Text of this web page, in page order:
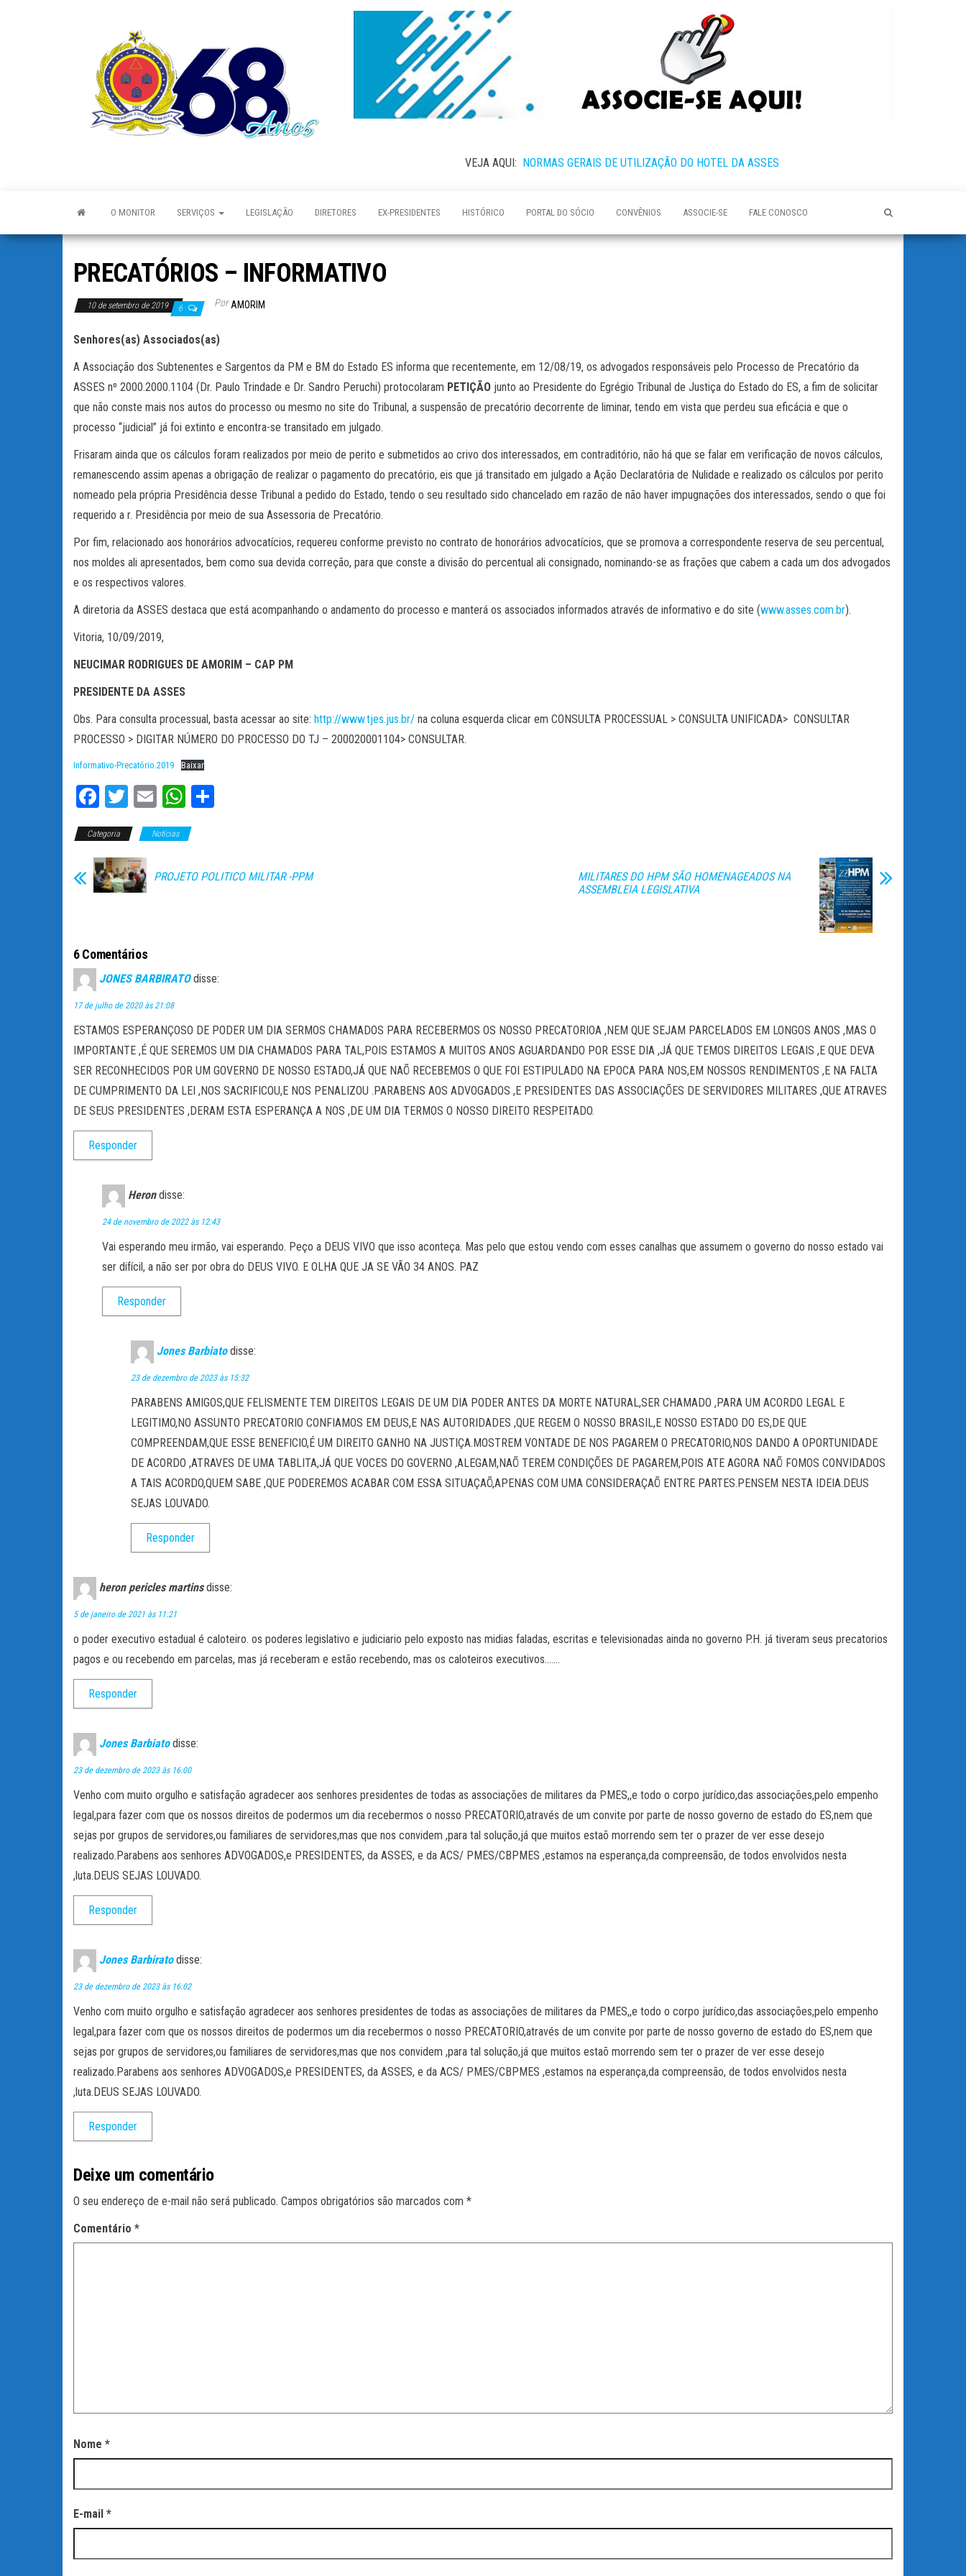
VEJA AQUI: NORMAS GERAIS DE UTILIZAÇÃO DO HOTEL DA ASSES
O MONITOR SERVIÇOS LEGISLAÇÃO DIRETORES EX-PRESIDENTES HISTÓRICO PORTAL DO SÓCIO CONVÊNIOS ASSOCIE-SE FALE CONOSCO
PRECATÓRIOS – INFORMATIVO
10 de setembro de 2019 6 Por AMORIM
Senhores(as) Associados(as)
A Associação dos Subtenentes e Sargentos da PM e BM do Estado ES informa que recentemente, em 12/08/19, os advogados responsáveis pelo Processo de Precatório da
ASSES nº 2000.2000.1104 (Dr. Paulo Trindade e Dr. Sandro Peruchi) protocolaram PETIÇÃO junto ao Presidente do Egrégio Tribunal de Justiça do Estado do ES, a fim de solicitar
que não conste mais nos autos do processo ou mesmo no site do Tribunal, a suspensão de precatório decorrente de liminar, tendo em vista que perdeu sua eficácia e que o
processo “judicial” já foi extinto e encontra-se transitado em julgado.
Frisaram ainda que os cálculos foram realizados por meio de perito e submetidos ao crivo dos interessados, em contraditório, não há que se falar em verificação de novos cálculos,
remanescendo assim apenas a obrigação de realizar o pagamento do precatório, eis que já transitado em julgado a Ação Declaratória de Nulidade e realizado os cálculos por perito
nomeado pela própria Presidência desse Tribunal a pedido do Estado, tendo o seu resultado sido chancelado em razão de não haver impugnações dos interessados, sendo o que foi
requerido a r. Presidência por meio de sua Assessoria de Precatório.
Por fim, relacionado aos honorários advocatícios, requereu conforme previsto no contrato de honorários advocatícios, que se promova a correspondente reserva de seu percentual,
nos moldes ali apresentados, bem como sua devida correção, para que conste a divisão do percentual ali consignado, nominando-se as frações que cabem a cada um dos advogados
e os respectivos valores.
A diretoria da ASSES destaca que está acompanhando o andamento do processo e manterá os associados informados através de informativo e do site (www.asses.com.br).
Vitoria, 10/09/2019,
NEUCIMAR RODRIGUES DE AMORIM – CAP PM
PRESIDENTE DA ASSES
Obs. Para consulta processual, basta acessar ao site: http://www.tjes.jus.br/ na coluna esquerda clicar em CONSULTA PROCESSUAL > CONSULTA UNIFICADA> CONSULTAR
PROCESSO > DIGITAR NÚMERO DO PROCESSO DO TJ – 200020001104> CONSULTAR.
Informativo-Precatório.2019 Baixar
Fa
ce
bo
ok
T
wi
tt
er
E
m
ail
W
ha
ts
A
pp
pa
rti
Categoria Notícias
PROJETO POLITICO MILITAR -PPM
MILITARES DO HPM SÃO HOMENAGEADOS NA
ASSEMBLEIA LEGISLATIVA
6 Comentários
JONES BARBIRATO disse:
17 de julho de 2020 às 21:08
ESTAMOS ESPERANÇOSO DE PODER UM DIA SERMOS CHAMADOS PARA RECEBERMOS OS NOSSO PRECATORIOA ,NEM QUE SEJAM PARCELADOS EM LONGOS ANOS ,MAS O
IMPORTANTE ,É QUE SEREMOS UM DIA CHAMADOS PARA TAL,POIS ESTAMOS A MUITOS ANOS AGUARDANDO POR ESSE DIA ,JÁ QUE TEMOS DIREITOS LEGAIS ,E QUE DEVA
SER RECONHECIDOS POR UM GOVERNO DE NOSSO ESTADO,JÁ QUE NAÕ RECEBEMOS O QUE FOI ESTIPULADO NA EPOCA PARA NOS,EM NOSSOS RENDIMENTOS ,E NA FALTA
DE CUMPRIMENTO DA LEI ,NOS SACRIFICOU,E NOS PENALIZOU .PARABENS AOS ADVOGADOS ,E PRESIDENTES DAS ASSOCIAÇÕES DE SERVIDORES MILITARES ,QUE ATRAVES
DE SEUS PRESIDENTES ,DERAM ESTA ESPERANÇA A NOS ,DE UM DIA TERMOS O NOSSO DIREITO RESPEITADO.
Responder
Heron disse:
24 de novembro de 2022 às 12:43
Vai esperando meu irmão, vai esperando. Peço a DEUS VIVO que isso aconteça. Mas pelo que estou vendo com esses canalhas que assumem o governo do nosso estado vai
ser difícil, a não ser por obra do DEUS VIVO. E OLHA QUE JA SE VÃO 34 ANOS. PAZ
Responder
Jones Barbiato disse:
23 de dezembro de 2023 às 15:32
PARABENS AMIGOS,QUE FELISMENTE TEM DIREITOS LEGAIS DE UM DIA PODER ANTES DA MORTE NATURAL,SER CHAMADO ,PARA UM ACORDO LEGAL E
LEGITIMO,NO ASSUNTO PRECATORIO CONFIAMOS EM DEUS,E NAS AUTORIDADES ,QUE REGEM O NOSSO BRASIL,E NOSSO ESTADO DO ES,DE QUE
COMPREENDAM,QUE ESSE BENEFICIO,É UM DIREITO GANHO NA JUSTIÇA.MOSTREM VONTADE DE NOS PAGAREM O PRECATORIO,NOS DANDO A OPORTUNIDADE
DE ACORDO ,ATRAVES DE UMA TABLITA,JÁ QUE VOCES DO GOVERNO ,ALEGAM,NAÕ TEREM CONDIÇÕES DE PAGAREM,POIS ATE AGORA NAÕ FOMOS CONVIDADOS
A TAIS ACORDO,QUEM SABE ,QUE PODEREMOS ACABAR COM ESSA SITUAÇAÕ,APENAS COM UMA CONSIDERAÇAÕ ENTRE PARTES.PENSEM NESTA IDEIA.DEUS
SEJAS LOUVADO.
Responder
heron pericles martins disse:
5 de janeiro de 2021 às 11:21
o poder executivo estadual é caloteiro. os poderes legislativo e judiciario pelo exposto nas midias faladas, escritas e televisionadas ainda no governo P.H. já tiveram seus precatorios
pagos e ou recebendo em parcelas, mas já receberam e estão recebendo, mas os caloteiros executivos…….
Responder
Jones Barbiato disse:
23 de dezembro de 2023 às 16:00
Venho com muito orgulho e satisfação agradecer aos senhores presidentes de todas as associações de militares da PMES,,e todo o corpo jurídico,das associações,pelo empenho
legal,para fazer com que os nossos direitos de podermos um dia recebermos o nosso PRECATORIO,através de um convite por parte de nosso governo de estado do ES,nem que
sejas por grupos de servidores,ou familiares de servidores,mas que nos convidem ,para tal solução,já que muitos estaõ morrendo sem ter o prazer de ver esse desejo
realizado.Parabens aos senhores ADVOGADOS,e PRESIDENTES, da ASSES, e da ACS/ PMES/CBPMES ,estamos na esperança,da compreensão, de todos envolvidos nesta
,luta.DEUS SEJAS LOUVADO.
Responder
Jones Barbirato disse:
23 de dezembro de 2023 às 16:02
Venho com muito orgulho e satisfação agradecer aos senhores presidentes de todas as associações de militares da PMES,,e todo o corpo jurídico,das associações,pelo empenho
legal,para fazer com que os nossos direitos de podermos um dia recebermos o nosso PRECATORIO,através de um convite por parte de nosso governo de estado do ES,nem que
sejas por grupos de servidores,ou familiares de servidores,mas que nos convidem ,para tal solução,já que muitos estaõ morrendo sem ter o prazer de ver esse desejo
realizado.Parabens aos senhores ADVOGADOS,e PRESIDENTES, da ASSES, e da ACS/ PMES/CBPMES ,estamos na esperança,da compreensão, de todos envolvidos nesta
,luta.DEUS SEJAS LOUVADO.
Responder
Deixe um comentário
O seu endereço de e-mail não será publicado. Campos obrigatórios são marcados com *
Comentário *
Nome *
E-mail *